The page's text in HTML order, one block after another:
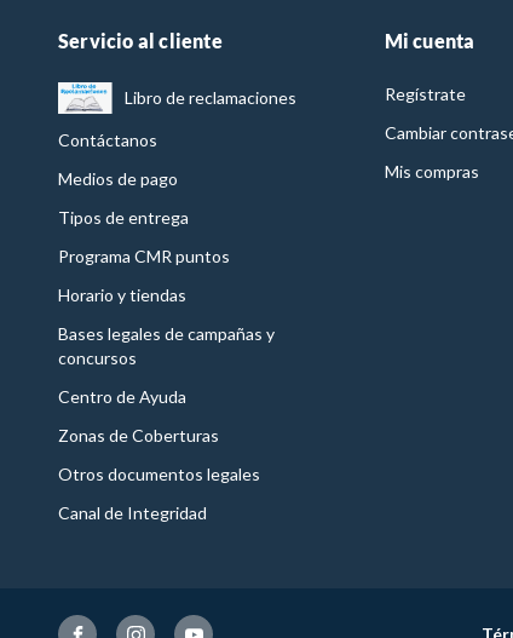
Servicio al cliente
Libro de reclamaciones
Contáctanos
Medios de pago
Tipos de entrega
Programa CMR puntos
Horario y tiendas
Bases legales de campañas y
concursos
Centro de Ayuda
Zonas de Coberturas
Otros documentos legales
Canal de Integridad
Mi cuenta
Regístrate
Cambiar
Mis compras